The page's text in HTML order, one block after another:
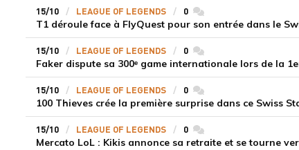
15/10 LEAGUE OF LEGENDS 0 commentaires
T1 déroule face à FlyQuest pour son entrée dans le
15/10 LEAGUE OF LEGENDS 0 commentaires
Faker dispute sa 300ᵉ game internationale lors de la
15/10 LEAGUE OF LEGENDS 0 commentaires
100 Thieves crée la première surprise dans ce Swiss
15/10 LEAGUE OF LEGENDS 0 commentaires
Mercato LoL : Kikis annonce sa retraite et se tourne